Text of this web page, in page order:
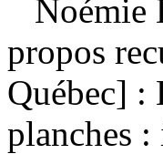
Noémie
propos
Québec] :
planches